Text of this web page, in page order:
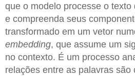
que o modelo processe o
e compreenda seus
transformado em um vetor
embedding, que assume um
no contexto. É um processo
relações entre as palavras são